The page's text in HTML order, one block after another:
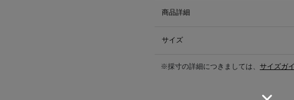
商品詳細
サイズ
※採寸の詳細につきましては、 サイズガ